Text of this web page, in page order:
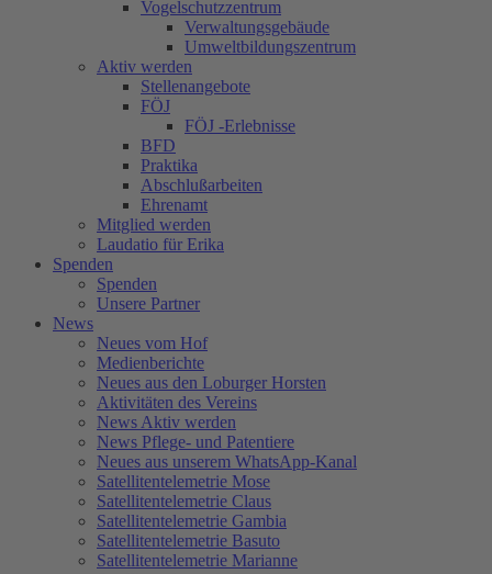
Vogelschutzzentrum
Verwaltungsgebäude
Umweltbildungszentrum
Aktiv werden
Stellenangebote
FÖJ
FÖJ -Erlebnisse
BFD
Praktika
Abschlußarbeiten
Ehrenamt
Mitglied werden
Laudatio für Erika
Spenden
Spenden
Unsere Partner
News
Neues vom Hof
Medienberichte
Neues aus den Loburger Horsten
Aktivitäten des Vereins
News Aktiv werden
News Pflege- und Patentiere
Neues aus unserem WhatsApp-Kanal
Satellitentelemetrie Mose
Satellitentelemetrie Claus
Satellitentelemetrie Gambia
Satellitentelemetrie Basuto
Satellitentelemetrie Marianne